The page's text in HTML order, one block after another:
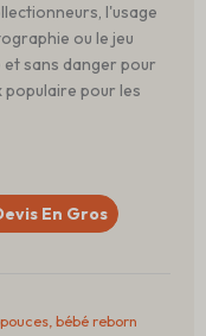
l'usage
ou le jeu
sans danger pour
populaire pour les
En Gros
,bébé reborn